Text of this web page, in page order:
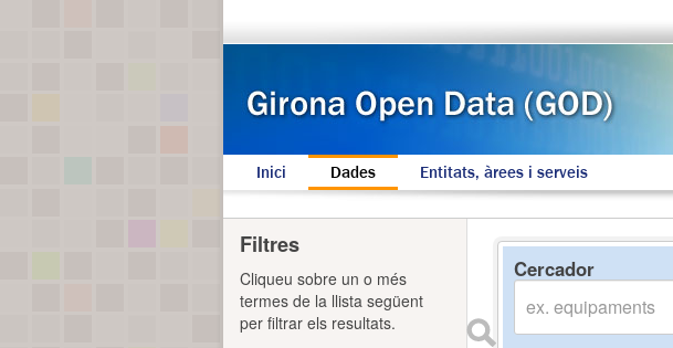
Inici Dades Entitats, àrees i serveis
Cercador
Filtres
Cliqueu sobre un o més
termes de la llista següent
per filtrar els resultats.